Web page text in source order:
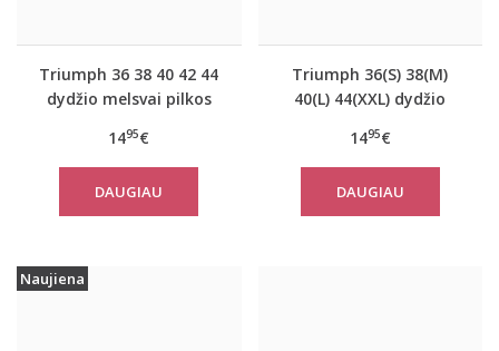
Triumph 36 38 40 42 44
dydžio melsvai pilkos
medvilninė miego
palaidinė Mix Match LSL
TOP Buttons
1495€
DAUGIAU
Triumph 36(S) 38(M)
40(L) 44(XXL) dydžio
moteriška medvilninė
miego palaidinė Mix
Match TOP SSL 01 X
1495€
DAUGIAU
Naujiena